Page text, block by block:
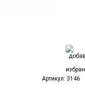
Артикул: 3146